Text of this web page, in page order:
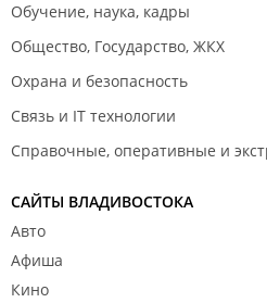
Обучение, наука, кадры
Общество, Государство, ЖКХ
Охрана и безопасность
Связь и IT технологии
Справочные, оперативные и
САЙТЫ ВЛАДИВОСТОКА
Авто
Афиша
Кино